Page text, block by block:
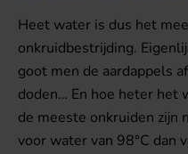
Heet water is dus het
onkruidbestrijding.
goot men de aardappels
doden… En hoe heter het
de meeste onkruiden zijn
voor water van 98°C dan